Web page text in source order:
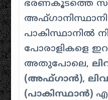
ഭരണകൂടത്തെ
പാകിസ്ഥാനിൽ
പോരാളികളെ
അതുപോലെ,
(അഫ്ഗാൻ),
(പാകിസ്ഥാൻ)